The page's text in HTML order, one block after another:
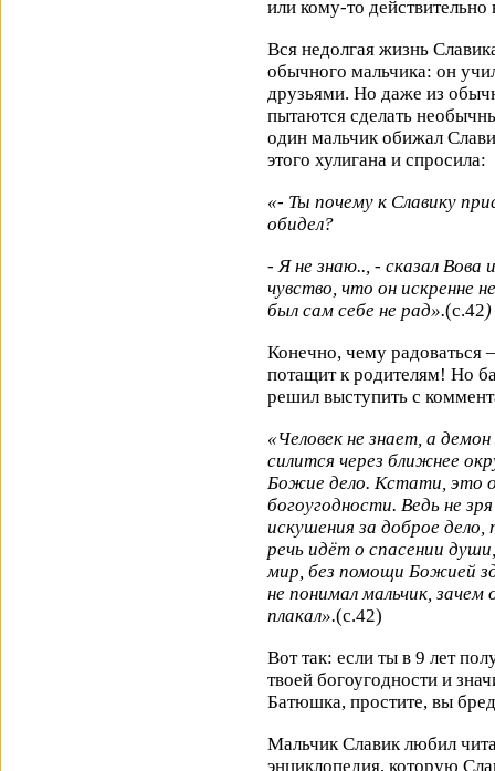
или кому-то
Вся недолгая жизнь
обычного мальчика: он
друзьями. Но даже из
пытаются сделать
один мальчик обижал
этого хулигана и спросила:
«- Ты почему к Славику
обидел?
- Я не знаю.., - сказал Вова
чувство, что он искренне
был сам себе не рад».(с.42)
Конечно, чему радоваться
потащит к родителям! Но
решил выступить с
«Человек не знает, а
силится через ближнее
Божие дело. Кстати, это
богоугодности. Ведь не
искушения за доброе
речь идёт о спасении
мир, без помощи Божией
не понимал мальчик,
плакал».(с.42)
Вот так: если ты в 9 лет
твоей богоугодности и
Батюшка, простите, вы
Мальчик Славик любил
энциклопедия, которую